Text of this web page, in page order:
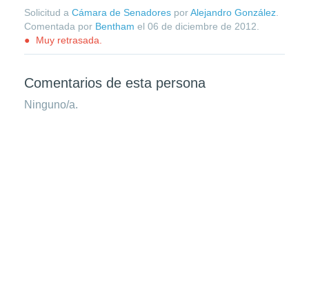
Solicitud a Cámara de Senadores porAlejandro González
Comentada por Bentham el 06 de diciembre de 2012
Muy retrasada.
Comentarios de esta persona
Ninguno/a.